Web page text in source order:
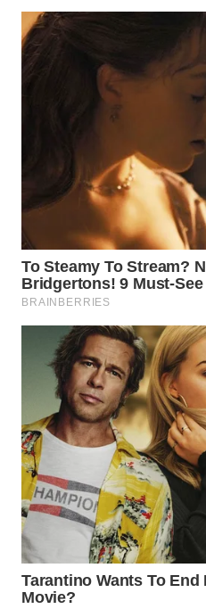
WN
TANJUNG
SIMALUNGUN
WN
LABUHANBATU
WN
TENGAH
WN DELI
SERDANG
WN
TEBING
TINGGI
WN